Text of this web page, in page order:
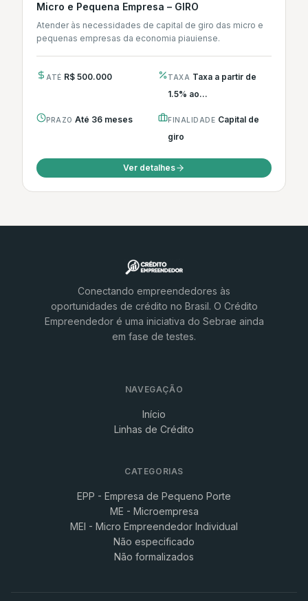
Micro e Pequena Empresa – GIRO
Atender às necessidades de capital de giro das micro e
pequenas empresas da economia piauiense.
ATÉ R$ 500.000 TAXA Taxa a partir de
1.5% ao...
PRAZO Até 36 meses FINALIDADE Capital de
giro
Ver detalhes
Conectando empreendedores às
oportunidades de crédito no Brasil. O Crédito
Empreendedor é uma iniciativa do Sebrae ainda
em fase de testes.
NAVEGAÇÃO
Início
Linhas de Crédito
CATEGORIAS
EPP - Empresa de Pequeno Porte
ME - Microempresa
MEI - Micro Empreendedor Individual
Não especificado
Não formalizados